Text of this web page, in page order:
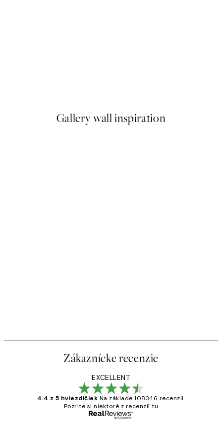
Gallery wall inspiration
Zákaznícke recenzie
EXCELLENT
4.4 z 5 hviezdičiek Na základe 108346 recenzií.
Pozrite si niektoré z recenzií tu